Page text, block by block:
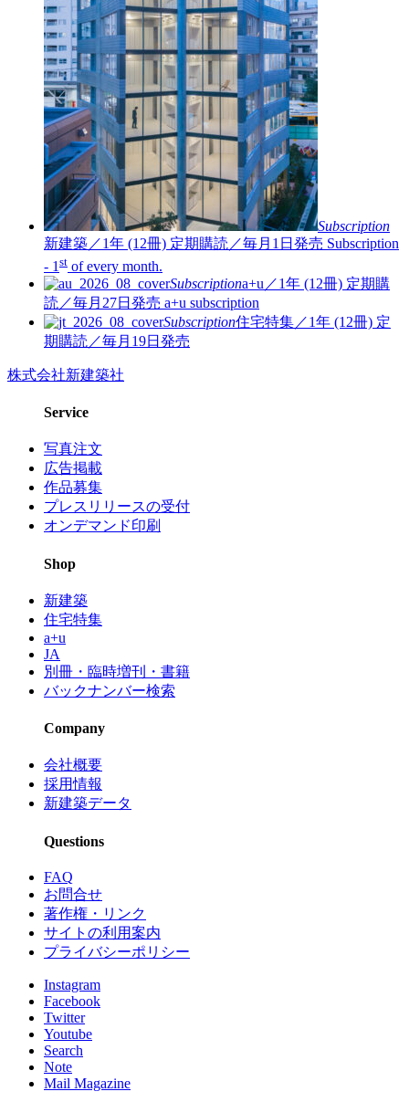
Subscription
新建築／1年 (12冊) 定期購読／毎月1日発売 Subscription
- 1 st of every month.
Subscriptiona+u／1年 (12冊) 定期購
読／毎月27日発売 a+u subscription
Subscription住宅特集／1年 (12冊) 定
期購読／毎月19日発売
株式会社新建築社
Service
写真注文
広告掲載
作品募集
プレスリリースの受付
オンデマンド印刷
Shop
新建築
住宅特集
a+u
JA
別冊・臨時増刊・書籍
バックナンバー検索
Company
会社概要
採用情報
新建築データ
Questions
FAQ
お問合せ
著作権・リンク
サイトの利用案内
プライバシーポリシー
Instagram
Facebook
Twitter
Youtube
Search
Note
Mail Magazine